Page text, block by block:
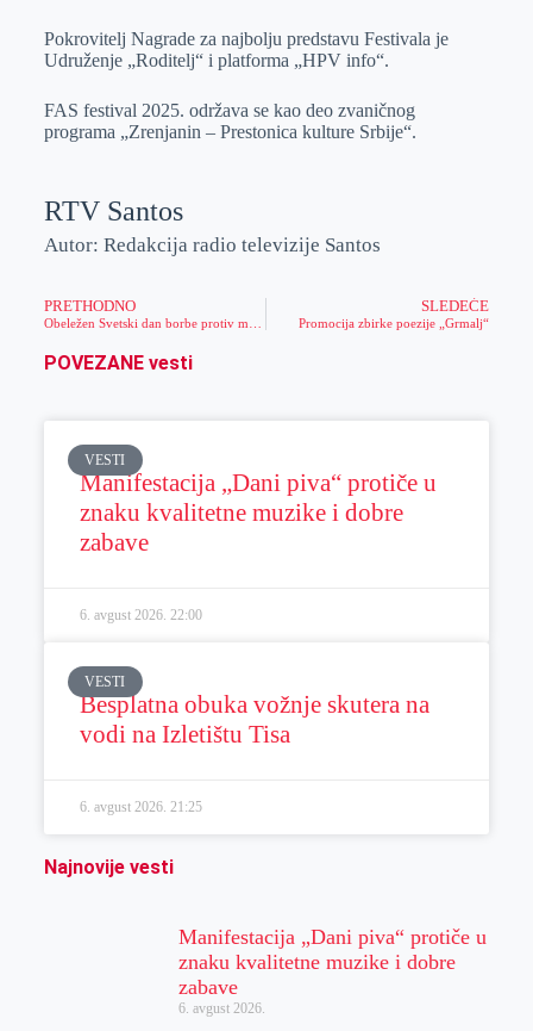
Pokrovitelj Nagrade za najbolju predstavu Festivala je
Udruženje „Roditelj“ i platforma „HPV info“.
FAS festival 2025. održava se kao deo zvaničnog
programa „Zrenjanin – Prestonica kulture Srbije“.
RTV Santos
Autor: Redakcija radio televizije Santos
PRETHODNO SLEDEĆE
Promocija zbirke poezije „Grmalj“
POVEZANE vesti
VESTI
Manifestacija „Dani piva“ protiče u
znaku kvalitetne muzike i dobre
zabave
6. avgust 2026. 22:00
VESTI
Besplatna obuka vožnje skutera na
vodi na Izletištu Tisa
6. avgust 2026. 21:25
Najnovije vesti
Manifestacija „Dani piva“ protiče u
znaku kvalitetne muzike i dobre
zabave
6. avgust 2026.